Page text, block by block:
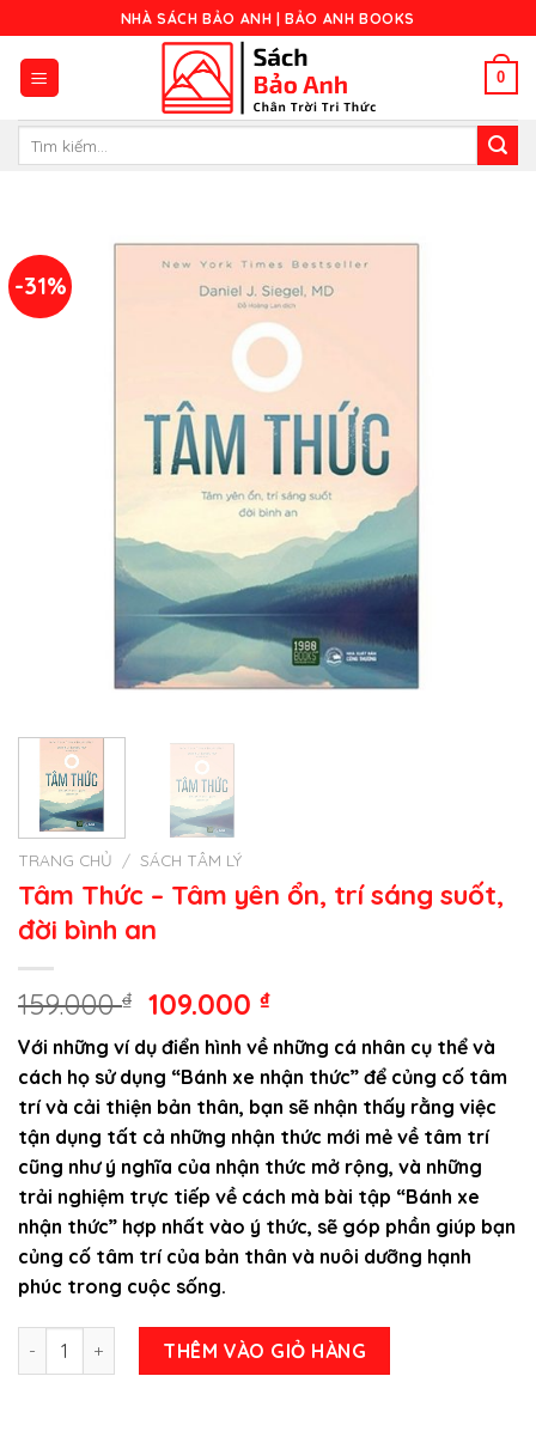
to
content
NHÀ SÁCH BẢO ANH | BẢO ANH BOOKS
0
-31%
TRANG CHỦ / SÁCH TÂM LÝ
Tâm Thức – Tâm yên ổn, trí sáng suốt,
đời bình an
159.000₫
Giá
gốc
là:
159.000 ₫.
109.000₫Giá
hiện
tại
là:
109.000 ₫.
Với những ví dụ điển hình về những cá nhân cụ thể và
cách họ sử dụng “Bánh xe nhận thức” để củng cố tâm
trí và cải thiện bản thân, bạn sẽ nhận thấy rằng việc
tận dụng tất cả những nhận thức mới mẻ về tâm trí
cũng như ý nghĩa của nhận thức mở rộng, và những
trải nghiệm trực tiếp về cách mà bài tập “Bánh xe
nhận thức” hợp nhất vào ý thức, sẽ góp phần giúp bạn
củng cố tâm trí của bản thân và nuôi dưỡng hạnh
phúc trong cuộc sống.
Tâm Thức – Tâm yên ổn, trí sáng suốt, đời bình an số lượng
THÊM VÀO GIỎ HÀNG